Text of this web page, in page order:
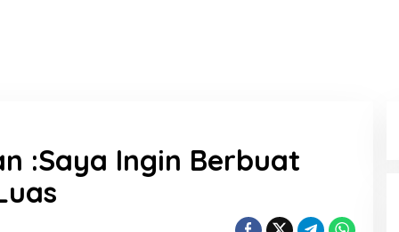
:Saya Ingin Berbuat